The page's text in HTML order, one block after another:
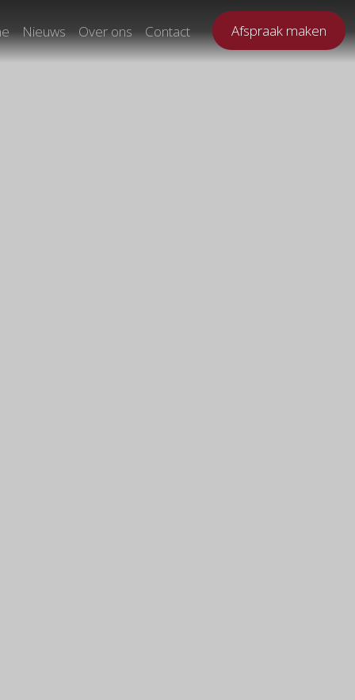
Nieuws Over ons Contact Afspraak maken